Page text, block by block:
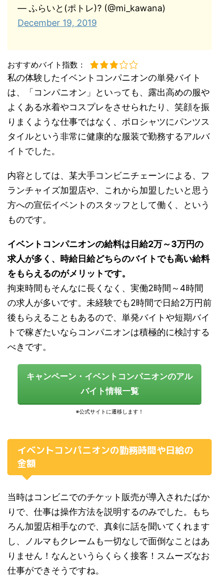
— ふらいと(ポトレ)? (@mi_kawana)
December 19, 2019
おすすめバイト指数：
私の体験したイベントコンパニオンの単発バイト
は、「コンパニオン」といっても、露出高めの服や
よくある水着やコスプレをさせられたり、笑顔を振
りまくような仕事ではなく、 ポロシャツにパンツス
タイルという非常に健康的な服装で勤務するアルバ
イトでした。
内容としては、某大手コンビニチェーンによる、フ
ランチャイズ加盟店や、これから加盟したいと思う
方への宣伝イベントのスタッフとして働く、という
ものです。
イベントコンパニオンの給料は日給2万～3万円の
求人が多く、時給日給どちらのバイトでも高い給料
をもらえるのがメリットです。
拘束時間もそんなに長くなく、実働2時間～4時間
の求人が多いです。未経験でも2時間で日給2万円前
後もらえることもあるので、単発バイトや短期バイ
トで稼ぎたいならコンパニオンは積極的に検討する
べきです。
キャンペーン・イベントコンパニオンのアル
バイト情報一覧
イベントコンパニオンの勤務時間や日給の
金額
当時はコンビニでのチケット販売が導入されたばか
りで、仕事は操作方法を説明するのみでした。もち
ろん加盟店相手なので、真剣に話を聞いてくれます
し、
ノルマもクレームも一切なしで面倒なことはあ
りません！ なんというらくらく接客！スムーズなお
仕事ができそうですね。